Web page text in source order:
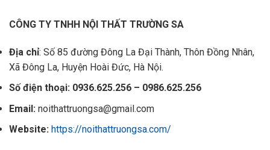
CÔNG TY TNHH NỘI THẤT TRƯỜNG SA
Địa chỉ: Số 85 đường Đông La Đại Thành, Thôn Đồng Nhân,
Xã Đông La, Huyện Hoài Đức, Hà Nội.
Số điện thoại: 0936.625.256 – 0986.625.256
Email: noithattruongsa@gmail.com
Website: https://noithattruongsa.com/